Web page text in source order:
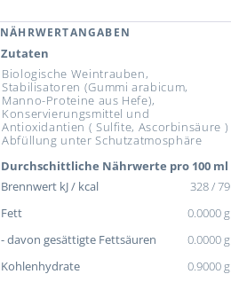
NÄHRWERTANGABEN
Zutaten
Biologische Weintrauben,
Stabilisatoren (Gummi arabicum,
Manno-Proteine aus Hefe),
Konservierungsmittel und
Antioxidantien ( Sulfite, Ascorbinsäure )
Abfüllung unter Schutzatmosphäre
Durchschittliche Nährwerte pro 100 ml
Brennwert kJ / kcal
328 / 79
Fett
0.0000 g
- davon gesättigte Fettsäuren
0.0000 g
Kohlenhydrate
0.9000 g